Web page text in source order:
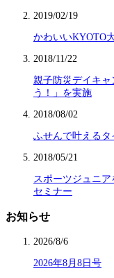
2019/02/19
かわいいKYOTO
2018/11/22
親子防災デイキ
う！」を実施
2018/08/02
ふせんで叶える
2018/05/21
スポーツジュニ
セミナー
お知らせ
2026/8/6
2026年8月8日号